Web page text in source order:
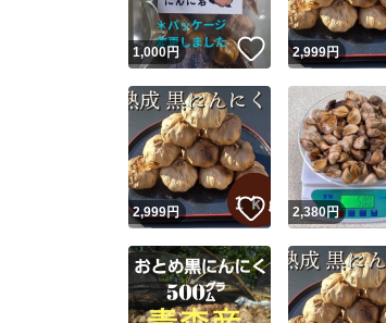
1,000円 いいね！
2,999円
2,999円 いいね！
2,380円